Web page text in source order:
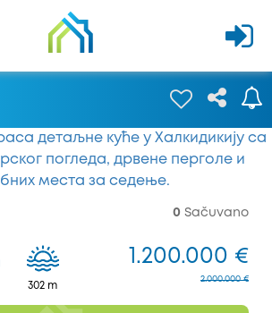
0 Sačuvano
302 m
1.200.000 €
2.000.000 €